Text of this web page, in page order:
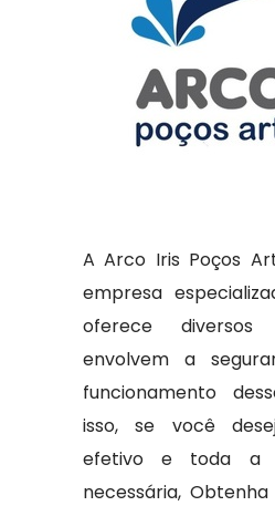
A Arco Iris Poços
empresa
oferece diversos
envolvem a
funcionamento
isso, se você
efetivo e toda a
necessária,